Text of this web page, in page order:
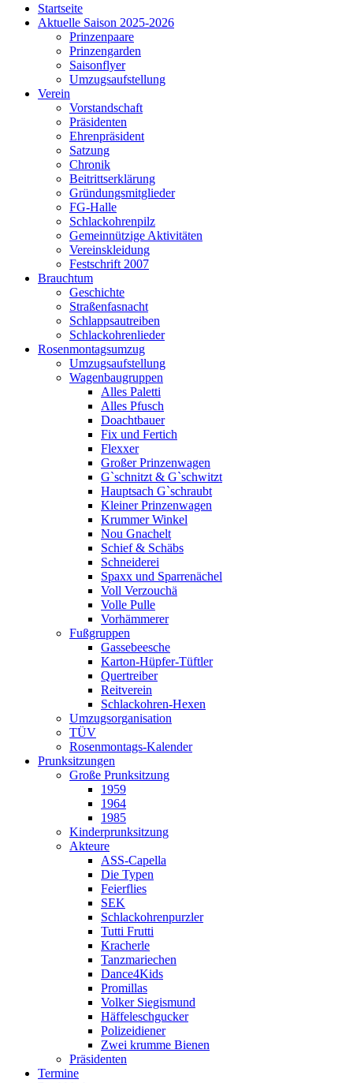
Startseite
Aktuelle Saison 2025-2026
Prinzenpaare
Prinzengarden
Saisonflyer
Umzugsaufstellung
Verein
Vorstandschaft
Präsidenten
Ehrenpräsident
Satzung
Chronik
Beitrittserklärung
Gründungsmitglieder
FG-Halle
Schlackohrenpilz
Gemeinnützige Aktivitäten
Vereinskleidung
Festschrift 2007
Brauchtum
Geschichte
Straßenfasnacht
Schlappsautreiben
Schlackohrenlieder
Rosenmontagsumzug
Umzugsaufstellung
Wagenbaugruppen
Alles Paletti
Alles Pfusch
Doachtbauer
Fix und Fertich
Flexxer
Großer Prinzenwagen
Gˋschnitzt & Gˋschwitzt
Hauptsach G`schraubt
Kleiner Prinzenwagen
Krummer Winkel
Nou Gnachelt
Schief & Schäbs
Schneiderei
Spaxx und Sparrenächel
Voll Verzouchä
Volle Pulle
Vorhämmerer
Fußgruppen
Gassebeesche
Karton-Hüpfer-Tüftler
Quertreiber
Reitverein
Schlackohren-Hexen
Umzugsorganisation
TÜV
Rosenmontags-Kalender
Prunksitzungen
Große Prunksitzung
1959
1964
1985
Kinderprunksitzung
Akteure
ASS-Capella
Die Typen
Feierflies
SEK
Schlackohrenpurzler
Tutti Frutti
Kracherle
Tanzmariechen
Dance4Kids
Promillas
Volker Siegismund
Häffeleschgucker
Polizeidiener
Zwei krumme Bienen
Präsidenten
Termine